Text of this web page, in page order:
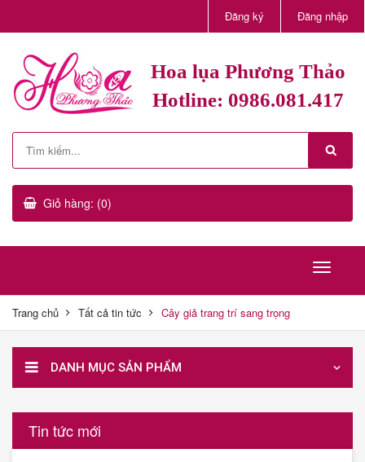
Đăng ký Đăng nhập
Hoa lụa Phương Thảo
Hotline: 0986.081.417
Giỏ hàng: (0)
Trang chủ Tất cả tin tức Cây giả trang trí sang trọng
DANH MỤC SẢN PHẨM
Tin tức mới